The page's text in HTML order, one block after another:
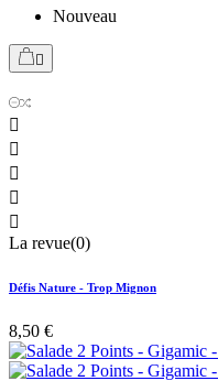
Nouveau






La revue(0)
Défis Nature - Trop Mignon
8,50 €